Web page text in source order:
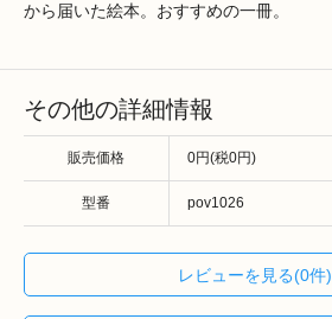
から届いた絵本。おすすめの一冊。
その他の詳細情報
販売価格 0円(税0円)
型番 pov1026
レビューを見る(0件)